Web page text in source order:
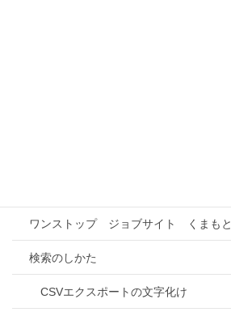
ワンストップ ジョブサイト くまもと
検索のしかた
CSVエクスポートの文字化け